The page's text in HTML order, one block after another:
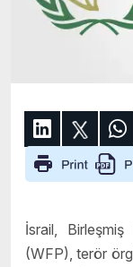
İsrail, Birleşmiş
(WFP), terör